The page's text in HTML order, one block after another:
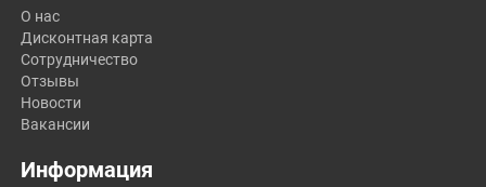
О нас
Дисконтная карта
Сотрудничество
Отзывы
Новости
Вакансии
Информация